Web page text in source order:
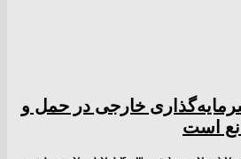
خارجی در حمل و
است